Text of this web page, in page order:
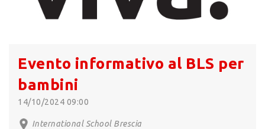
Evento informativo al BLS per
bambini
14/10/2024 09:00
International School Brescia